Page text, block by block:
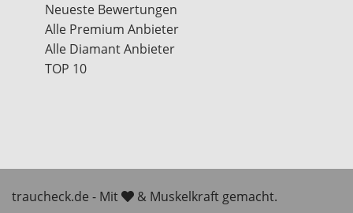
Neueste Bewertungen
Alle Premium Anbieter
Alle Diamant Anbieter
TOP 10
traucheck.de - Mit & Muskelkraft gemacht.